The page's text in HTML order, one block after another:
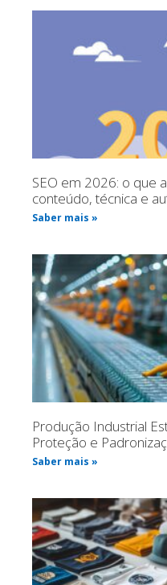
SEO em 2026: o que
conteúdo, técnica e
Saber mais »
Produção Industrial
Proteção e
Saber mais »